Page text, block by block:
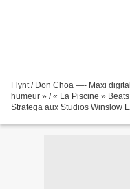
Flynt / Don Choa —- Maxi
humeur » / « La Piscine » Beats par Jeune
Stratega aux Studios Winslow